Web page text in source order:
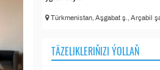
Türkmenistan, Aşgabat ş., Arçabil
TÄZELIKLERIŇIZI ÝOLLAŇ